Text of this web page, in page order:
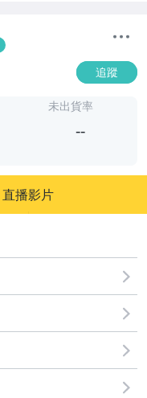
追蹤
未出貨率
--
直播影片